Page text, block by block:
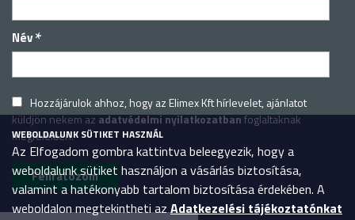
Név*
Hozzájárulok ahhoz, hogy az Elimex Kft hírlevelet, ajánlatot
küldjön nekem azadatvédelmi nyilatkozatbanfoglaltaknak
megfelelően.
WEBOLDALUNK SÜTIKET HASZNÁL
Az Elfogadom gombra kattintva beleegyezik, hogy a
weboldalunk sütiket használjon a vásárlás biztosítása,
valamint a hatékonyabb tartalom biztosítása érdekében. A
weboldalon megtekintheti azAdatkezelési tájékoztatónkat